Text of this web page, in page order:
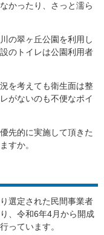
かったり、さっと濡ら
の翠ヶ丘公園を利用し
のトイレは公園利用者
を考えても衛生面は整
がないのも不便なポイ
先的に実施して頂きた
すか。
選定された民間事業者
、令和6年4月から開成
っています。